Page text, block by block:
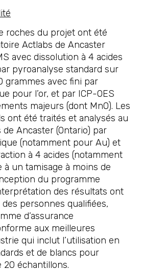
roches du projet ont été
Actlabs de Ancaster
avec dissolution à 4 acides
pyroanalyse standard sur
grammes avec fini par
pour l’or, et par ICP-OES
majeurs (dont MnO). Les
ont été traités et analysés au
Ancaster (Ontario) par
(notamment pour Au) et
à 4 acides (notamment
à un tamisage à moins de
du programme
des résultats ont
personnes qualifiées,
d’assurance
aux meilleures
qui inclut l’utilisation en
et de blancs pour
20 échantillons.